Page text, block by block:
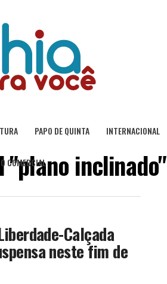
PAPO DE QUINTA INTERNACIONAL
COMERCIAL inclinado"
Calçada
neste fim de